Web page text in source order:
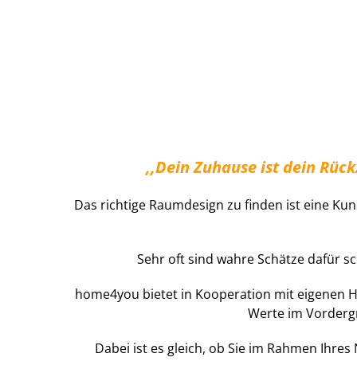
,,Dein Zuhause ist dein
Das richtige Raumdesign zu finden ist eine
Sehr oft sind wahre Schätze dafür
home4you bietet in Kooperation mit eigenen
Werte im
Dabei ist es gleich, ob Sie im Rahmen